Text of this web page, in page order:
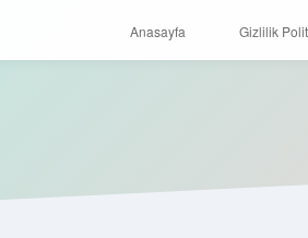
Anasayfa Gizlilik